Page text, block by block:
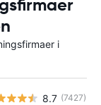
i
8.7 (7427)